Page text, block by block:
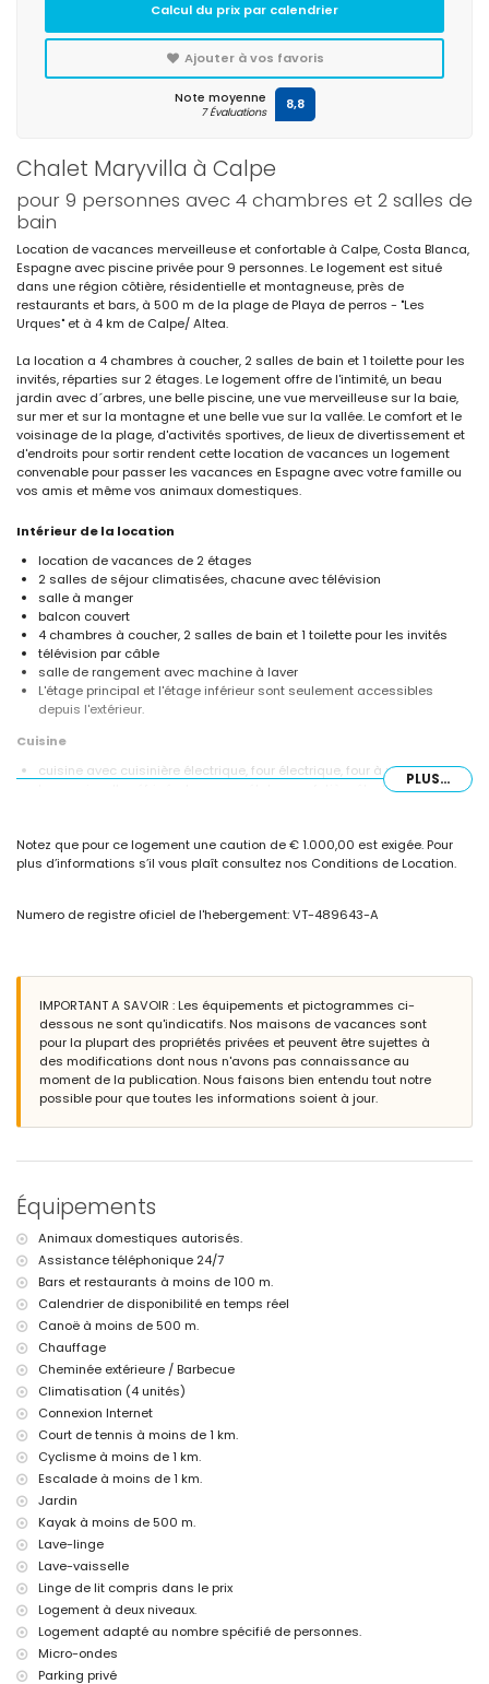
Chalet Maryvilla à Calpe
pour 9 personnes avec 4 chambres et 2 salles de
bain
Location de vacances merveilleuse et confortable à Calpe, Costa Blanca,
Espagne avec piscine privée pour 9 personnes. Le logement est situé
dans une région côtière, résidentielle et montagneuse, près de
restaurants et bars, à 500 m de la plage de Playa de perros - "Les
Urques" et à 4 km de Calpe/ Altea.
La location a 4 chambres à coucher, 2 salles de bain et 1 toilette pour les
invités, réparties sur 2 étages. Le logement offre de l'intimité, un beau
jardin avec d´arbres, une belle piscine, une vue merveilleuse sur la baie,
sur mer et sur la montagne et une belle vue sur la vallée. Le comfort et le
voisinage de la plage, d'activités sportives, de lieux de divertissement et
d'endroits pour sortir rendent cette location de vacances un logement
convenable pour passer les vacances en Espagne avec votre famille ou
vos amis et même vos animaux domestiques.
Intérieur de la location
location de vacances de 2 étages
2 salles de séjour climatisées, chacune avec télévision
salle à manger
balcon couvert
4 chambres à coucher, 2 salles de bain et 1 toilette pour les invités
télévision par câble
salle de rangement avec machine à laver
L'étage principal et l'étage inférieur sont seulement accessibles
depuis l'extérieur.
Cuisine
cuisine avec cuisinière électrique, four électrique, four à micro-ondes,
lave-vaisselle, réfrigérateur-congélateur, cafetière électrique, grille-
Chambres à coucher et salles de bain
chambre à coucher climatisée avec lit double (de 190 x 140cm)
chambre à coucher avec 3 lits simples (dont 1 de 190 x 90cm)
Extérieur de la location
grand terrain
piscine privée de 8m x 5m et 1,8m de profondeur
beau jardin avec d´arbres et mobilier de jardin avec chaises longues
4 terrasses, dont 1 couverte
barbecue
douche extérieure
2 places de parking privées et couvertes
Informations additionnelles
de la location)
rive ou bord plus proche dans un rayon de 500 mètres de la location
plage la plus proche: Playa de perros - "Les Urques" (dans un rayon de
500 mètres de la location)
port le plus proche dans un rayon de 500 mètres de la location
aéroport le plus proche: Alicante (dans un rayon de 100 kilomètres de
la location)
deuxième aéroport le plus proche: Valencia (> 100 kilomètres)
transport public de la location: train dans un rayon de 4 kilomètres
animaux domestiques admis
La location est très convenable pour les familles avec des enfants
Installations et services inclus dans le prix de location de la
location
internet (WiFi)
aspirateur et fer et planche à repasser
service de réception et assistance téléphonique 24h/24
chauffage central
Installations et services avec supplément de prix
climatisation
lit additionnel et lit enfant/lit bébé (sur demande)
Divertissement et activités de loisirs pour les vacances à Calpe,
Costa Blanca
PLUS...
Notez que pour ce logement une caution de € 1.000,00 est exigée. Pour
plus d’informations s’il vous plaît consultez nos Conditions de Location.
Numero de registre oficiel de l'hebergement: VT-489643-A
IMPORTANT A SAVOIR : Les équipements et pictogrammes ci-
dessous ne sont qu'indicatifs. Nos maisons de vacances sont
pour la plupart des propriétés privées et peuvent être sujettes à
des modifications dont nous n'avons pas connaissance au
moment de la publication. Nous faisons bien entendu tout notre
possible pour que toutes les informations soient à jour.
Équipements
Animaux domestiques autorisés.
Assistance téléphonique 24/7
Bars et restaurants à moins de 100 m.
Calendrier de disponibilité en temps réel
Canoë à moins de 500 m.
Chauffage
Cheminée extérieure / Barbecue
Climatisation (4 unités)
Connexion Internet
Court de tennis à moins de 1 km.
Cyclisme à moins de 1 km.
Escalade à moins de 1 km.
Jardin
Kayak à moins de 500 m.
Lave-linge
Lave-vaisselle
Linge de lit compris dans le prix
Logement à deux niveaux.
Logement adapté au nombre spécifié de personnes.
Micro-ondes
Parking privé
Calcul du prix par calendrier
Ajouter à vos favoris
Note moyenne
7 Évaluations 8,8